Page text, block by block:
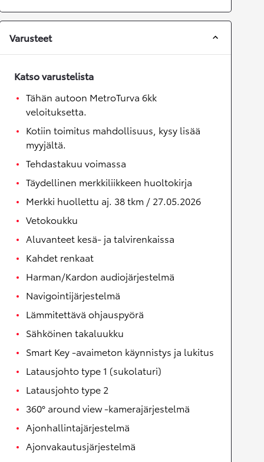
Varusteet
Katso varustelista
Tähän autoon MetroTurva 6kk
veloituksetta.
Kotiin toimitus mahdollisuus, kysy lisää
myyjältä.
Tehdastakuu voimassa
Täydellinen merkkiliikkeen huoltokirja
Merkki huollettu aj. 38 tkm / 27.05.2026
Vetokoukku
Aluvanteet kesä- ja talvirenkaissa
Kahdet renkaat
Harman/Kardon audiojärjestelmä
Navigointijärjestelmä
Lämmitettävä ohjauspyörä
Sähköinen takaluukku
Smart Key -avaimeton käynnistys ja lukitus
Latausjohto type 1 (sukolaturi)
Latausjohto type 2
360° around view -kamerajärjestelmä
Ajonhallintajärjestelmä
Ajonvakautusjärjestelmä